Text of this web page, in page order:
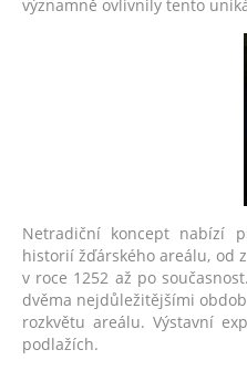
významně ovlivnily tento
Netradiční koncept nabízí
historií žďárského areálu, od
v roce 1252 až po
dvěma nejdůležitějšími
rozkvětu areálu. Výstavní
podlažích.